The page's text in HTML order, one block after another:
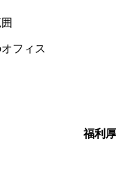
フィス
福利